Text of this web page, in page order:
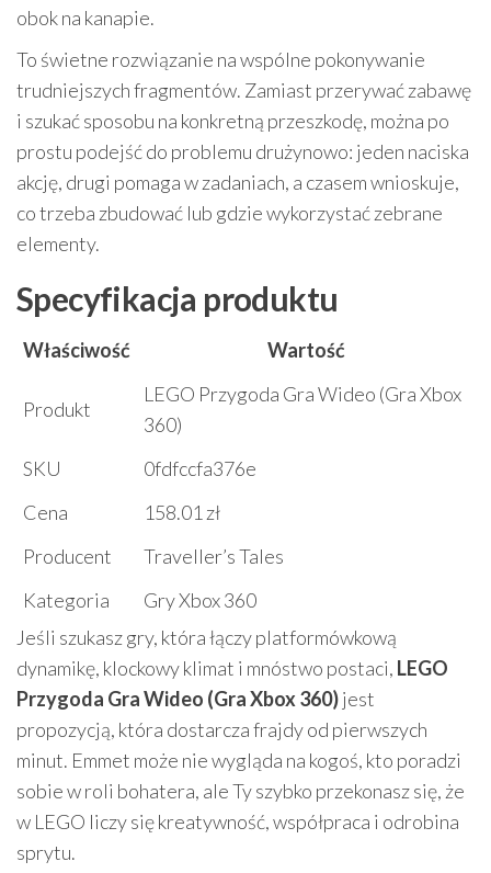
obok na kanapie.
To świetne rozwiązanie na wspólne pokonywanie
trudniejszych fragmentów. Zamiast przerywać zabawę
i szukać sposobu na konkretną przeszkodę, można po
prostu podejść do problemu drużynowo: jeden naciska
akcję, drugi pomaga w zadaniach, a czasem wnioskuje,
co trzeba zbudować lub gdzie wykorzystać zebrane
elementy.
Specyfikacja produktu
Właściwość Wartość
Produkt
LEGO Przygoda Gra Wideo (Gra Xbox
360)
SKU
0fdfccfa376e
Cena
158.01 zł
Producent
Traveller’s Tales
Kategoria
Gry Xbox 360
Jeśli szukasz gry, która łączy platformówkową
dynamikę, klockowy klimat i mnóstwo postaci, LEGO
Przygoda Gra Wideo (Gra Xbox 360)jest
propozycją, która dostarcza frajdy od pierwszych
minut. Emmet może nie wygląda na kogoś, kto poradzi
sobie w roli bohatera, ale Ty szybko przekonasz się, że
w LEGO liczy się kreatywność, współpraca i odrobina
sprytu.